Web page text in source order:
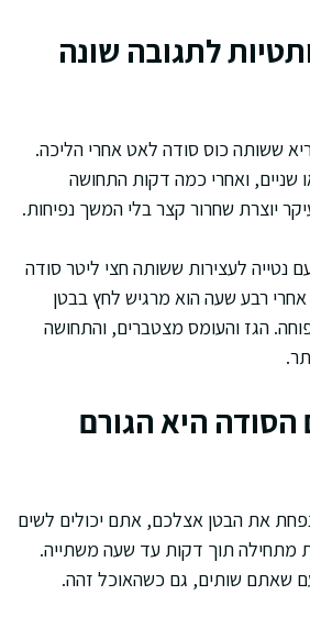
לתגובה שונה
ששותה כוס סודה לאט אחרי הליכה.
שניים, ואחרי כמה דקות התחושה
יוצרת שחרור קצר בלי המשך נפיחות.
נטייה לעצירות ששותה חצי ליטר סודה
רבע שעה הוא מרגיש לחץ בבטן
הגז והעומס מצטברים, והתחושה
הסודה היא הגורם
את הבטן אצלכם, אתם יכולים לשים
מתחילה תוך דקות עד שעה משתייה.
שאתם שותים, גם כשהאוכל זהה.